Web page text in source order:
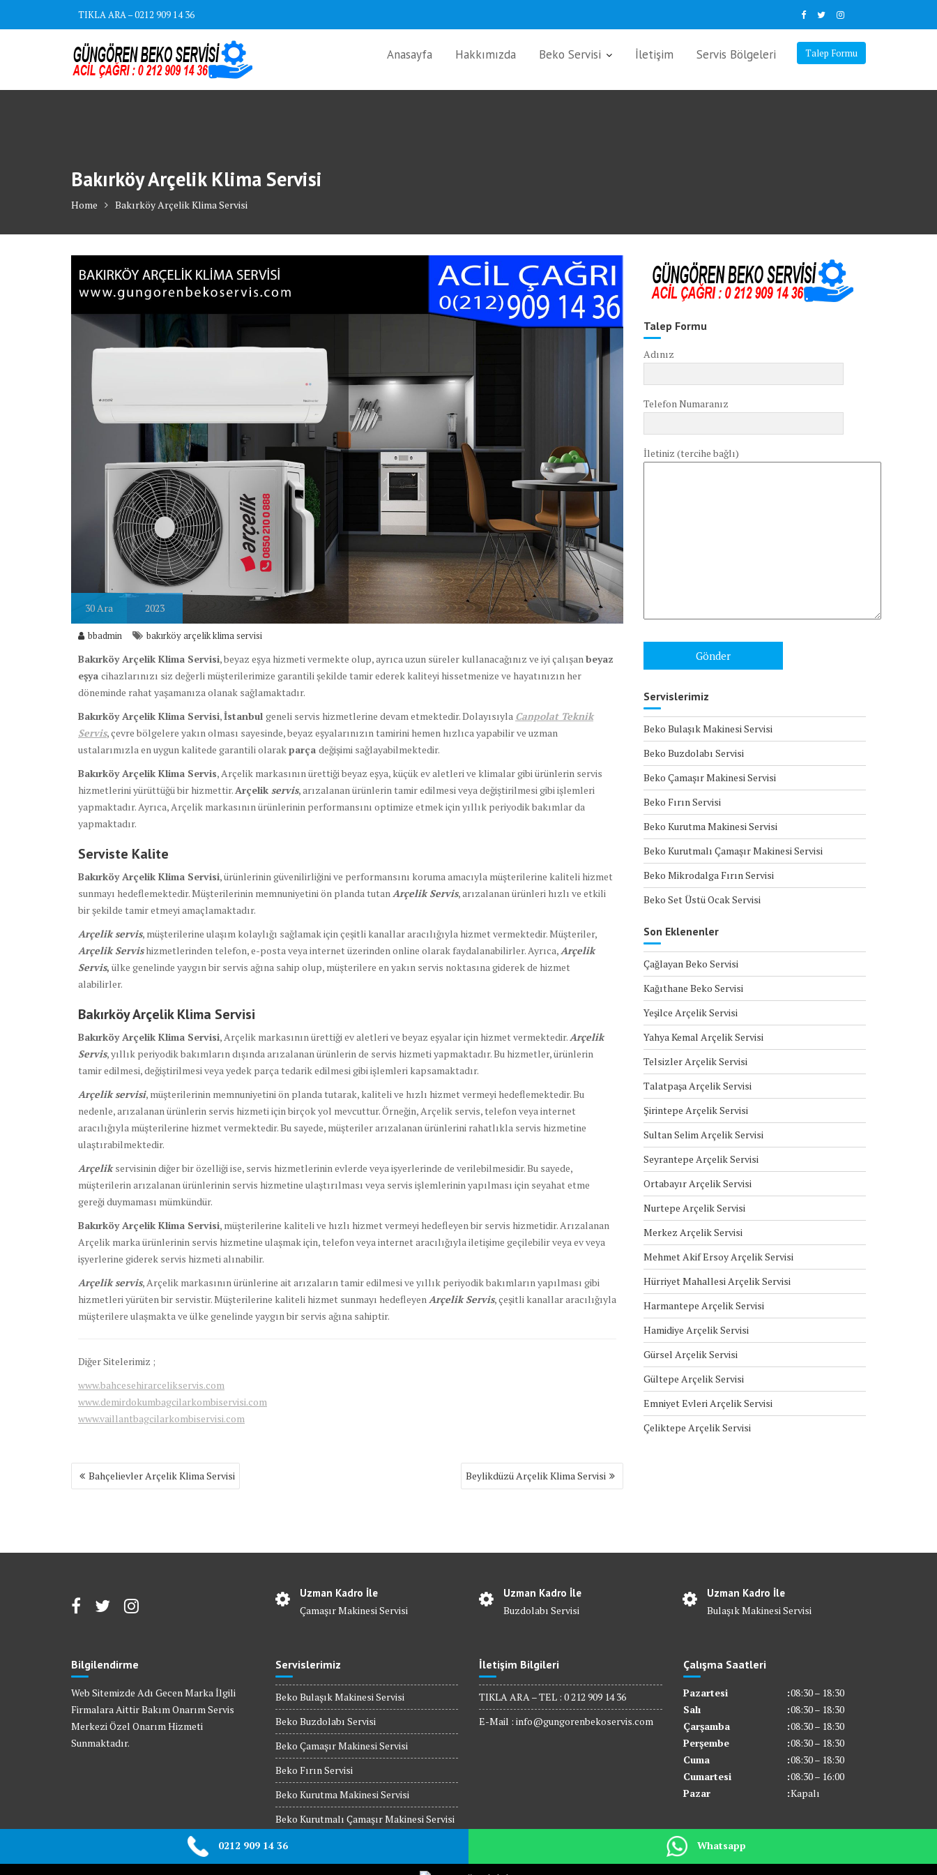
TIKLA ARA – 0212 909 14 36
Talep Formu
Anasayfa Hakkımızda Beko Servisi İletişim Servis Bölgeleri
Bakırköy Arçelik Klima Servisi
Home Bakırköy Arçelik Klima Servisi
30Ara 2023
bbadmin bakırköy arçelik klima servisi
Bakırköy Arçelik Klima Servisi, beyaz eşya hizmeti vermekte olup, ayrıca uzun süreler kullanacağınız ve iyi çalışanbeyaz
eşya cihazlarınızı siz değerli müşterilerimize garantili şekilde tamir ederek kaliteyi hissetmenize ve hayatınızın her
döneminde rahat yaşamanıza olanak sağlamaktadır.
Bakırköy Arçelik Klima Servisi,İstanbul geneli servis hizmetlerine devam etmektedir. Dolayısıyla Canpolat Teknik
Servis, çevre bölgelere yakın olması sayesinde, beyaz eşyalarınızın tamirini hemen hızlıca yapabilir ve uzman
ustalarımızla en uygun kalitede garantili olarakparça değişimi sağlayabilmektedir.
Bakırköy Arçelik Klima Servis, Arçelik markasının ürettiği beyaz eşya, küçük ev aletleri ve klimalar gibi ürünlerin servis
hizmetlerini yürüttüğü bir hizmettir.Arçelik servis, arızalanan ürünlerin tamir edilmesi veya değiştirilmesi gibi işlemleri
yapmaktadır. Ayrıca, Arçelik markasının ürünlerinin performansını optimize etmek için yıllık periyodik bakımlar da
yapmaktadır.
Serviste Kalite
Bakırköy Arçelik Klima Servisi, ürünlerinin güvenilirliğini ve performansını koruma amacıyla müşterilerine kaliteli hizmet
sunmayı hedeflemektedir. Müşterilerinin memnuniyetini ön planda tutanArçelik Servis, arızalanan ürünleri hızlı ve etkili
bir şekilde tamir etmeyi amaçlamaktadır.
Arçelik servis, müşterilerine ulaşım kolaylığı sağlamak için çeşitli kanallar aracılığıyla hizmet vermektedir. Müşteriler,
Arçelik Servishizmetlerinden telefon, e-posta veya internet üzerinden online olarak faydalanabilirler. Ayrıca,Arçelik
Servis, ülke genelinde yaygın bir servis ağına sahip olup, müşterilere en yakın servis noktasına giderek de hizmet
alabilirler.
Bakırköy Arçelik Klima Servisi
Bakırköy Arçelik Klima Servisi, Arçelik markasının ürettiği ev aletleri ve beyaz eşyalar için hizmet vermektedir.Arçelik
Servis, yıllık periyodik bakımların dışında arızalanan ürünlerin de servis hizmeti yapmaktadır. Bu hizmetler, ürünlerin
tamir edilmesi, değiştirilmesi veya yedek parça tedarik edilmesi gibi işlemleri kapsamaktadır.
Arçelik servisi, müşterilerinin memnuniyetini ön planda tutarak, kaliteli ve hızlı hizmet vermeyi hedeflemektedir. Bu
nedenle, arızalanan ürünlerin servis hizmeti için birçok yol mevcuttur. Örneğin, Arçelik servis, telefon veya internet
aracılığıyla müşterilerine hizmet vermektedir. Bu sayede, müşteriler arızalanan ürünlerini rahatlıkla servis hizmetine
ulaştırabilmektedir.
Arçelikservisinin diğer bir özelliği ise, servis hizmetlerinin evlerde veya işyerlerinde de verilebilmesidir. Bu sayede,
müşterilerin arızalanan ürünlerinin servis hizmetine ulaştırılması veya servis işlemlerinin yapılması için seyahat etme
gereği duymaması mümkündür.
Bakırköy Arçelik Klima Servisi, müşterilerine kaliteli ve hızlı hizmet vermeyi hedefleyen bir servis hizmetidir. Arızalanan
Arçelik marka ürünlerinin servis hizmetine ulaşmak için, telefon veya internet aracılığıyla iletişime geçilebilir veya ev veya
işyerlerine giderek servis hizmeti alınabilir.
Arçelik servis, Arçelik markasının ürünlerine ait arızaların tamir edilmesi ve yıllık periyodik bakımların yapılması gibi
hizmetleri yürüten bir servistir. Müşterilerine kaliteli hizmet sunmayı hedefleyenArçelik Servis, çeşitli kanallar aracılığıyla
müşterilere ulaşmakta ve ülke genelinde yaygın bir servis ağına sahiptir.
Diğer Sitelerimiz ;
www.bahcesehirarcelikservis.com
www.demirdokumbagcilarkombiservisi.com
www.vaillantbagcilarkombiservisi.com
Yazı
gezinmesi
Bahçelievler Arçelik Klima Servisi Beylikdüzü Arçelik Klima Servisi
Talep Formu
Adınız
Telefon Numaranız
İletiniz (tercihe bağlı)
Servislerimiz
Beko Bulaşık Makinesi Servisi
Beko Buzdolabı Servisi
Beko Çamaşır Makinesi Servisi
Beko Fırın Servisi
Beko Kurutma Makinesi Servisi
Beko Kurutmalı Çamaşır Makinesi Servisi
Beko Mikrodalga Fırın Servisi
Beko Set Üstü Ocak Servisi
Son Eklenenler
Çağlayan Beko Servisi
Kağıthane Beko Servisi
Yeşilce Arçelik Servisi
Yahya Kemal Arçelik Servisi
Telsizler Arçelik Servisi
Talatpaşa Arçelik Servisi
Şirintepe Arçelik Servisi
Sultan Selim Arçelik Servisi
Seyrantepe Arçelik Servisi
Ortabayır Arçelik Servisi
Nurtepe Arçelik Servisi
Merkez Arçelik Servisi
Mehmet Akif Ersoy Arçelik Servisi
Hürriyet Mahallesi Arçelik Servisi
Harmantepe Arçelik Servisi
Hamidiye Arçelik Servisi
Gürsel Arçelik Servisi
Gültepe Arçelik Servisi
Emniyet Evleri Arçelik Servisi
Çeliktepe Arçelik Servisi
Uzman Kadro İle
Çamaşır Makinesi Servisi
Uzman Kadro İle
Buzdolabı Servisi
Uzman Kadro İle
Bulaşık Makinesi Servisi
Bilgilendirme
Web Sitemizde Adı Gecen Marka İlgili
Firmalara Aittir Bakım Onarım Servis
Merkezi Özel Onarım Hizmeti
Sunmaktadır.
Servislerimiz
Beko Bulaşık Makinesi Servisi
Beko Buzdolabı Servisi
Beko Çamaşır Makinesi Servisi
Beko Fırın Servisi
Beko Kurutma Makinesi Servisi
Beko Kurutmalı Çamaşır Makinesi Servisi
Beko Mikrodalga Fırın Servisi
Beko Set Üstü Ocak Servisi
İletişim Bilgileri
TIKLA ARA – TEL : 0 212 909 14 36
E-Mail : info@gungorenbekoservis.com
Çalışma Saatleri
Pazartesi :08:30 – 18:30
Salı
:08:30 – 18:30
Çarşamba
:08:30 – 18:30
Perşembe
:08:30 – 18:30
Cuma
:08:30 – 18:30
Cumartesi
:08:30 – 16:00
Pazar
:Kapalı
0212 909 14 36 Whatsapp